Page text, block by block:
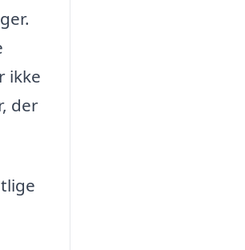
ikke
der